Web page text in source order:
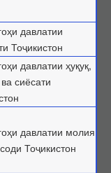
давлатии
Тоҷикистон
давлатии ҳуқуқ,
сиёсати
давлатии молия
Тоҷикистон